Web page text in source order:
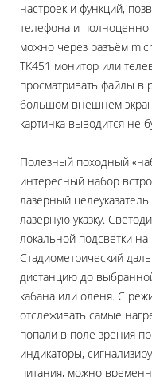
настроек и функций,
телефона и полноценно
можно через разъём
TK451 монитор или
просматривать файлы
большом внешнем
картинка выводится не
Полезный походный
интересный набор
лазерный
лазерную указку.
локальной подсветки
Стадиометрический
дистанцию до
кабана или оленя. С
отслеживать самые
попали в поле зрения
индикаторы,
питания, можно